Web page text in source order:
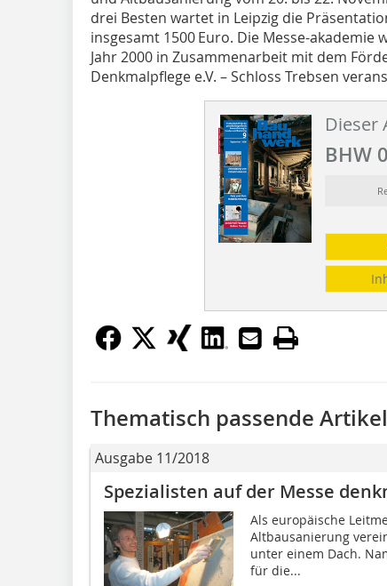
drei Besten wartet in Leipzig die
insgesamt 1500 Euro. Die Messe-akademie
Jahr 2000 in Zusammenarbeit mit dem
Denkmalpflege e.V. – Schloss Trebsen
Dieser
BHW
Thematisch passende
Ausgabe 11/2018
Spezialisten auf der Messe
Als europäische
Altbausanierung
unter einem Dach.
für die...